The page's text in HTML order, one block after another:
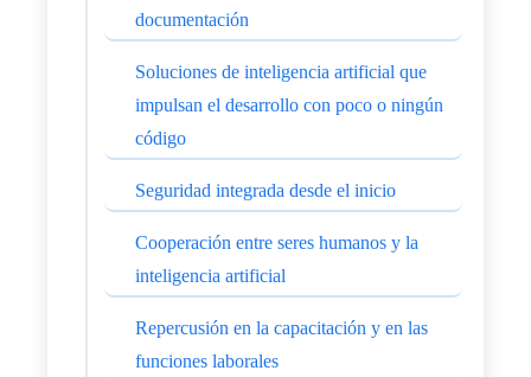
documentación
Soluciones de inteligencia artificial que
impulsan el desarrollo con poco o ningún
código
Seguridad integrada desde el inicio
Cooperación entre seres humanos y la
inteligencia artificial
Repercusión en la capacitación y en las
funciones laborales